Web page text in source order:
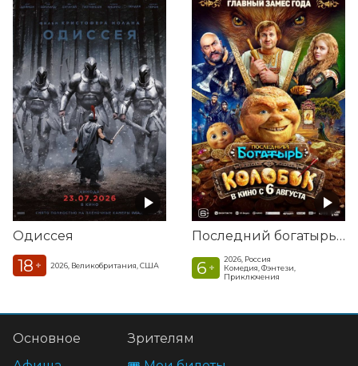
Одиссея
18 + 2026, Великобритания, США
Последний богатырь. Колобок
6 +
2026, Россия
Комедия, Фэнтези,
Приключения
Основное
Зрителям